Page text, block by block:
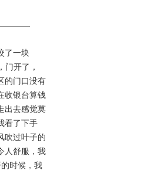
了一块
门开了，
的门口没有
收银台算钱
出去感觉莫
看了下手
吹过叶子的
人舒服，我
时候，我